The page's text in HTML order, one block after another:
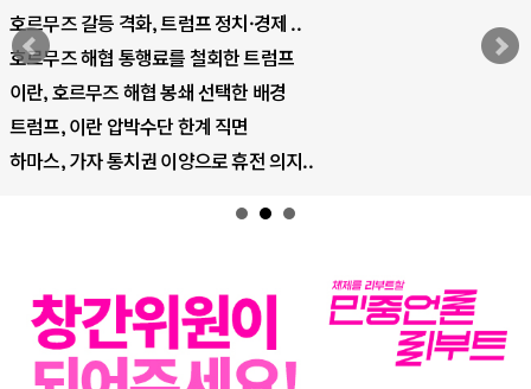
중국 AI, 저가 공세로 글로벌 토큰 시..
AI 국부펀드 구상 놓고 미국 진보진영 ..
AI 데이터센터 반대 투쟁은 새로운 글로..
AI의 숨은 환경 비용: 데이터센터 확산..
AI는 어떻게 미국 민주주의를 잠식하고 ..